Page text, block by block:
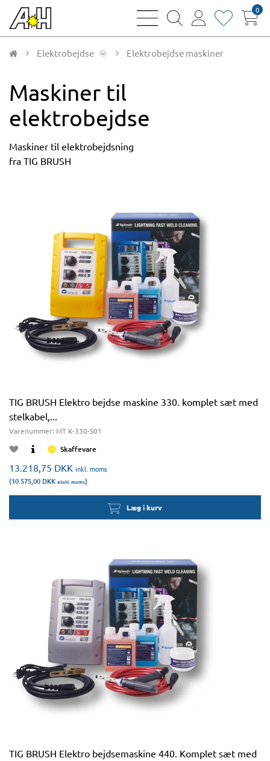
bars
magnifying
user
heart0
Elektrobejdse Elektrobejdse maskiner
Maskiner til
elektrobejdse
Maskiner til elektrobejdsning
fra TIG BRUSH
TIG BRUSH Elektro bejdse maskine 330. komplet sæt med
stelkabel,...
Varenummer: MT K-330-S01
Skaffevare
13.218,75 DKK inkl. moms
(10.575,00 DKK ekskl. moms)
Læg i kurv
TIG BRUSH Elektro bejdsemaskine 440. Komplet sæt med